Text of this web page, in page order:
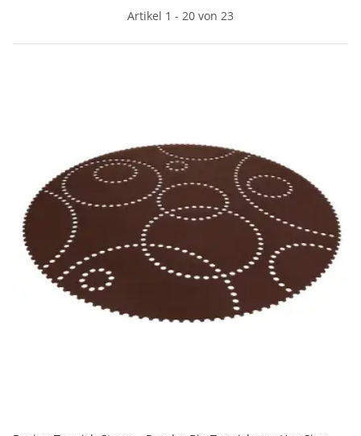
Artikel 1 - 20 von 23